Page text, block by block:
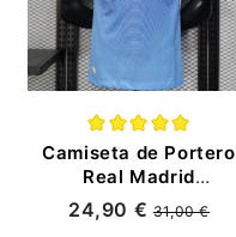
Camiseta de Portero
Real Madrid
2025/2026 Azul con
Parche HP (EDICIÓN
24,90 €31,00 €